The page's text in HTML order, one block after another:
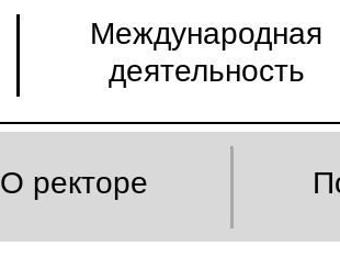
Международная
деятельность
О ректоре